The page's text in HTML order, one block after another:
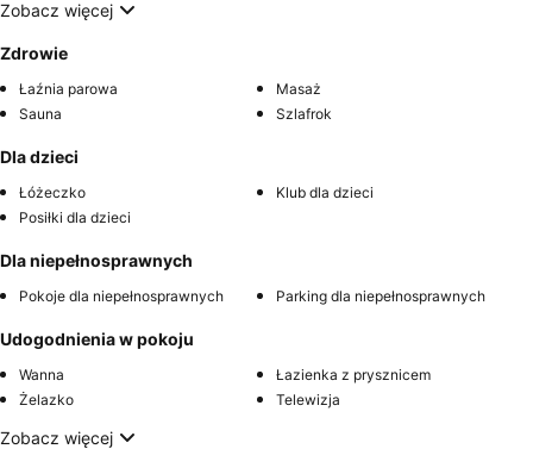
Zobacz więcej
Zdrowie
Łaźnia parowa
Masaż
Sauna
Szlafrok
Dla dzieci
Łóżeczko
Klub dla dzieci
Posiłki dla dzieci
Dla niepełnosprawnych
Pokoje dla niepełnosprawnych Parking dla niepełnosprawnych
Udogodnienia w pokoju
Wanna
Łazienka z prysznicem
Żelazko
Telewizja
Zobacz więcej